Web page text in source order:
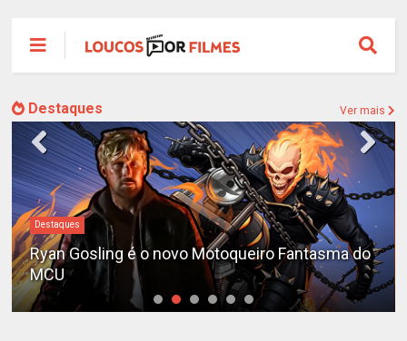
Destaques Ver mais
#DC
Sequência de "The Batman" ganha teaser e é
adiada para 2028